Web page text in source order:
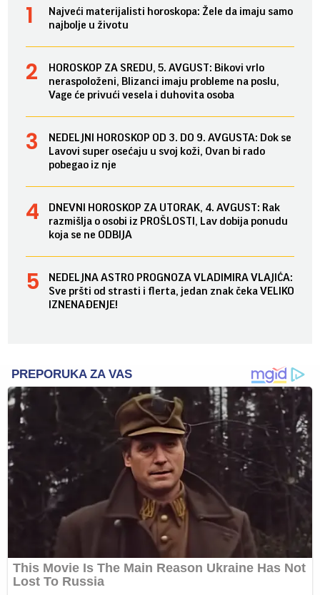
Najveći materijalisti horoskopa: Žele da imaju samo
najbolje u životu
HOROSKOP ZA SREDU, 5. AVGUST: Bikovi vrlo
neraspoloženi, Blizanci imaju probleme na poslu,
Vage će privući vesela i duhovita osoba
NEDELJNI HOROSKOP OD 3. DO 9. AVGUSTA: Dok se
Lavovi super osećaju u svoj koži, Ovan bi rado
pobegao iz nje
DNEVNI HOROSKOP ZA UTORAK, 4. AVGUST: Rak
razmišlja o osobi iz PROŠLOSTI, Lav dobija ponudu
koja se ne ODBIJA
NEDELJNA ASTRO PROGNOZA VLADIMIRA VLAJIĆA:
Sve pršti od strasti i flerta, jedan znak čeka VELIKO
IZNENAĐENJE!